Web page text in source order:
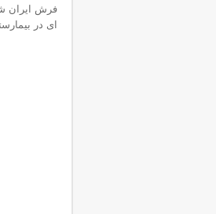
ای در